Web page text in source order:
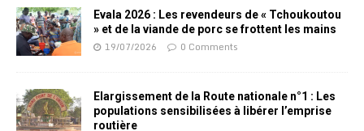
Evala 2026 : Les revendeurs de « Tchoukoutou
» et de la viande de porc se frottent les mains
19/07/2026 0 Comments
Elargissement de la Route nationale n°1 : Les
populations sensibilisées à libérer l’emprise
routière